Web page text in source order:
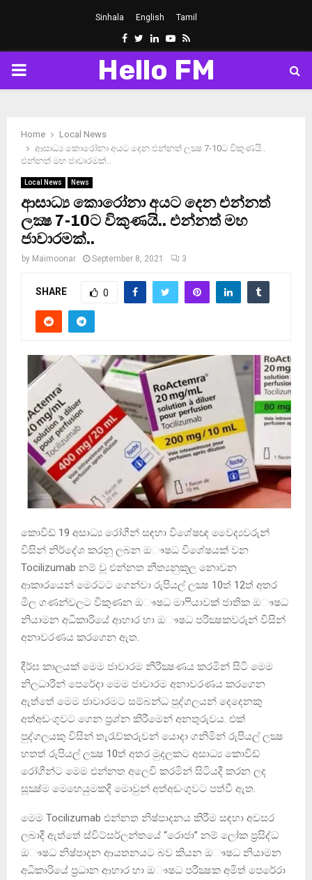
Sinhala English Tamil
Facebook
Twitter
LinkedinYoutube
Rss
PRIMARY
Hello FM
Home
Local News
ආසාධ්‍ය කොරෝනා අයට දෙන එන්නත් ලක්‍ෂ 7-10ට විකුණයි..
එන්නත් මහ ජාවාරමක්..
Local News News
ආසාධ්‍ය කොරෝනා අයට දෙන එන්නත්
ලක්‍ෂ 7-10ට විකුණයි.. එන්නත් මහ
ජාවාරමක්..
by Maimoonar September 8, 2021 3
SHARE 0
කොවිඩ් 19 අසාධ්‍ය රෝගීන් සඳහා විශේෂඥ වෛද්‍යවරුන්
විසින් නිර්දේශ කරනු ලබන ඔෟෂධ විශේෂයක් වන
Tocilizumab නම් වූ එන්නත නීත්‍යනුකූල නොවන
ආකාරයෙන් මෙරටට ගෙන්වා රුපියල් ලක්‍ෂ 10ත් 12ත් අතර
මිල ගණන්වලට විකුණන ඔෟෂධ මාෆියාවක් ජාතික ඔෟෂධ
නියාමන අධිකාරියේ ආහාර හා ඔෟෂධ පරීක්‍ෂකවරුන් විසින්
අනාවරණය කරගෙන ඇත.
දීර්ඝ කාලයක් මෙම ජාවාරම නිරීක්‍ෂණය කරමින් සිටි මෙම
නිලධාරීන් පෙරේදා මෙම ජාවාරම අනාවරණය කරගෙන
ඇත්තේ මෙම ජාවාරමට සම්බන්ධ පුද්ගලයන් දෙදෙනකු
අත්අඩංගුවට ගෙන ප්‍රශ්න කිරීමෙන් අනතුරුවය. එක්
පුද්ගලයකු විසින් තැරැව්කරුවන් යොදා ගනිමින් රුපියල් ලක්‍ෂ
හතත් රුපියල් ලක්‍ෂ 10ත් අතර මුදලකට අසාධ්‍ය කොවිඩ්
රෝගීන්ට මෙම එන්නත අලෙවි කරමින් සිටියදී කරන ලද
සූක්‍ෂ්ම මෙහෙයුමකදී මොවුන් අත්අඩංගුවට පත්වී ඇත.
මෙම Tocilizumab එන්නත නිෂ්පාදනය කිරීම සඳහා අවසර
ලබාදී ඇත්තේ ස්විට්සර්ලන්තයේ “රොජා” නම් ලෝක ප්‍රසිද්ධ
ඔෟෂධ නිෂ්පාදන ආයතනයට බව කියන ඔෟෂධ නියාමන
අධිකාරියේ ප්‍රධාන ආහාර හා ඔෟෂධ පරීක්‍ෂක අමිත් පෙරේරා